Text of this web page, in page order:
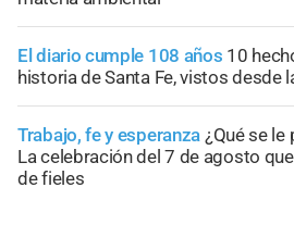
El diario cumple 108 años 10
historia de Santa Fe, vistos desde
Trabajo, fe y esperanza ¿Qué se le
La celebración del 7 de agosto
de fieles